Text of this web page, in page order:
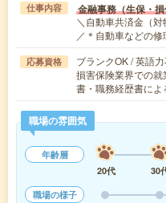
仕事内容 金融事務（生保・
＼自動車共済金（
／＊自動車などの
応募資格
ブランクOK / 英語
損害保険業界での
書・職務経歴書に
職場の雰囲気
年齢層
20代
30
職場の様子